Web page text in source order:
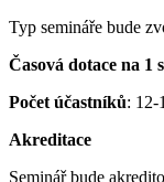
Typ semináře bude
Časová dotace na 1
Počet účastníků: 12-
Akreditace
Seminář bude